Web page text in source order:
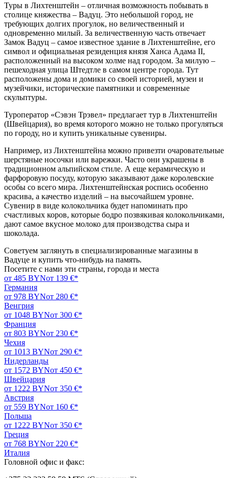
Туры в Лихтенштейн – отличная возможность побывать в
столице княжества – Вадуц. Это небольшой город, не
требующих долгих прогулок, но величественный и
одновременно милый. За величественную часть отвечает
Замок Вадуц – самое известное здание в Лихтенштейне, его
символ и официальная резиденция князя Ханса Адама II,
расположенный на высоком холме над городом. За милую –
пешеходная улица Штедтле в самом центре города. Тут
расположены дома и домики со своей историей, музеи и
музейчики, исторические памятники и современные
скульптуры.
Туроператор «Сэвэн Трэвел» предлагает тур в Лихтенштейн
(Швейцария), во время которого можно не только прогуляться
по городу, но и купить уникальные сувениры.
Например, из Лихтенштейна можно привезти очаровательные
шерстяные носочки или варежки. Часто они украшены в
традиционном альпийском стиле. А еще керамическую и
фарфоровую посуду, которую заказывают даже королевские
особы со всего мира. Лихтенштейнская роспись особенно
красива, а качество изделий – на высочайшем уровне.
Сувенир в виде колокольчика будет напоминать про
счастливых коров, которые бодро позвякивая колокольчиками,
дают самое вкусное молоко для производства сыра и
шоколада.
Советуем заглянуть в специализированные магазины в
Вадуце и купить что-нибудь на память.
Посетите с нами эти страны, города и места
от 485 BYNот 139 €*
Германия
от 978 BYNот 280 €*
Венгрия
от 1048 BYNот 300 €*
Франция
от 803 BYNот 230 €*
Чехия
от 1013 BYNот 290 €*
Нидерланды
от 1572 BYNот 450 €*
Швейцария
от 1222 BYNот 350 €*
Австрия
от 559 BYNот 160 €*
Польша
от 1222 BYNот 350 €*
Греция
от 768 BYNот 220 €*
Италия
Головной офис и факс: